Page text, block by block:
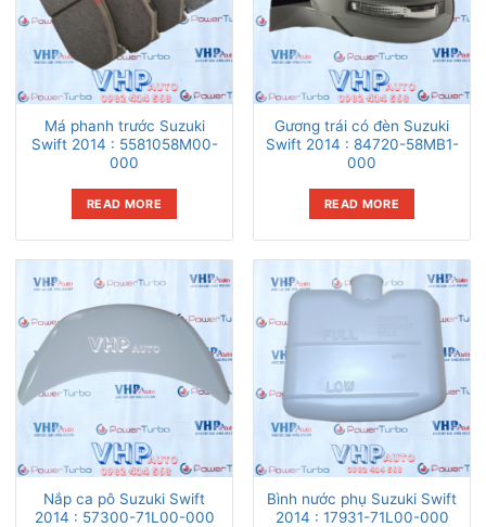
Má phanh trước Suzuki
Swift 2014 : 5581058M00-
000
READ MORE
Gương trái có đèn Suzuki
Swift 2014 : 84720-58MB1-
000
READ MORE
Nắp ca pô Suzuki Swift
2014 : 57300-71L00-000
Bình nước phụ Suzuki Swift
2014 : 17931-71L00-000